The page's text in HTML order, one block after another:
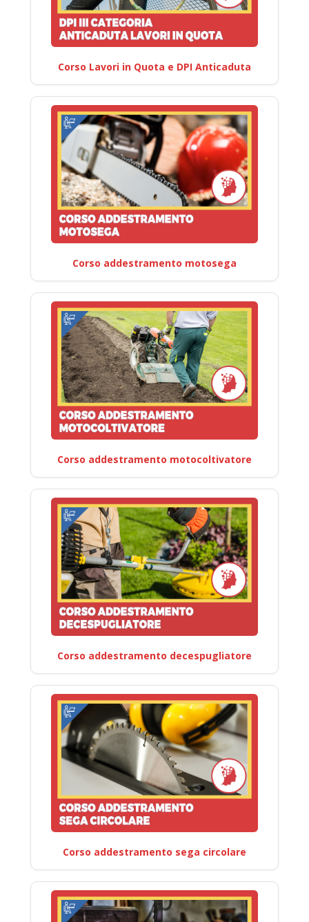
Corso Lavori in Quota e DPI Anticaduta
Corso addestramento motosega
Corso addestramento motocoltivatore
Corso addestramento decespugliatore
Corso addestramento sega circolare